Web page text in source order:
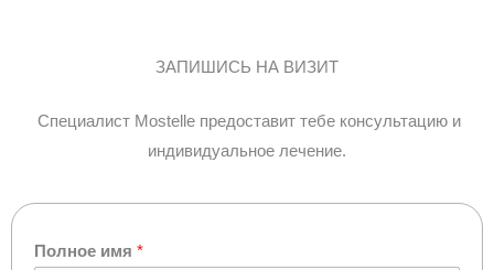
ЗАПИШИСЬ НА ВИЗИТ
Специалист Mostelle предоставит тебе консультацию и
индивидуальное лечение.
Полное имя *